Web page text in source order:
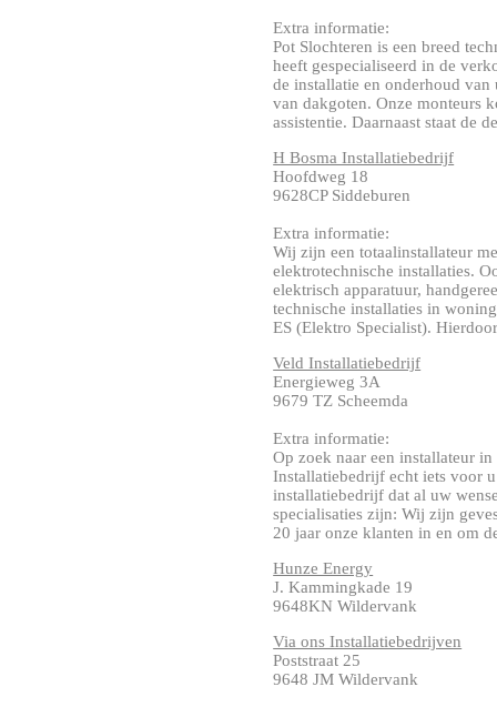
Extra informatie:
Pot Slochteren is een breed
heeft gespecialiseerd in de
de installatie en onderhoud
van dakgoten. Onze monteurs
assistentie. Daarnaast staat de
H Bosma Installatiebedrijf
Hoofdweg 18
9628CP Siddeburen
Extra informatie:
Wij zijn een totaalinstallateur
elektrotechnische installaties.
elektrisch apparatuur,
technische installaties in
ES (Elektro Specialist).
Veld Installatiebedrijf
Energieweg 3A
9679 TZ Scheemda
Extra informatie:
Op zoek naar een installateur
Installatiebedrijf echt iets voor
installatiebedrijf dat al uw
specialisaties zijn: Wij zijn
20 jaar onze klanten in en om
Hunze Energy
J. Kammingkade 19
9648KN Wildervank
Via ons Installatiebedrijven
Poststraat 25
9648 JM Wildervank